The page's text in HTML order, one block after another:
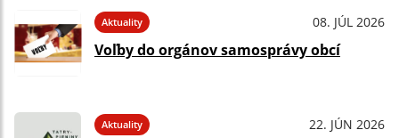
Aktuality 08. JÚL 2026
Voľby do orgánov samosprávy obcí
Aktuality 22. JÚN 2026